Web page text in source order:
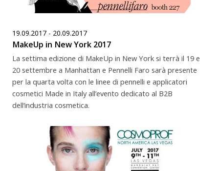
19.09.2017 - 20.09.2017
MakeUp in New York 2017
La settima edizione di MakeUp in New York si terrà il 19 e
20 settembre a Manhattan e Pennelli Faro sarà presente
per la quarta volta con le linee di pennelli e applicatori
cosmetici Made in Italy all’evento dedicato al B2B
dell’industria cosmetica.